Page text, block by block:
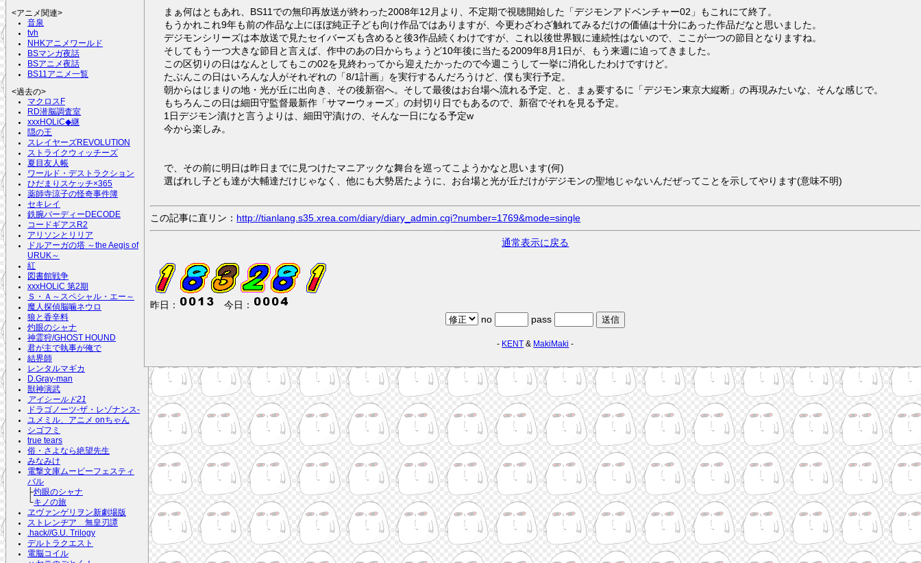
<アニメ関連>
音泉
tvh
NHKアニメワールド
BSマンガ夜話
BSアニメ夜話
BS11アニメ一覧
<過去の>
マクロスF
RD潜脳調査室
xxxHOLiC◆継
隠の王
スレイヤーズREVOLUTION
ストライクウィッチーズ
夏目友人帳
ワールド・デストラクション
ひだまりスケッチ×365
薬師寺涼子の怪奇事件簿
セキレイ
鉄腕バーディーDECODE
コードギアスR2
アリソンとリリア
ドルアーガの塔 ～the Aegis of
URUK～
紅
図書館戦争
xxxHOLiC 第2期
Ｓ・Ａ～スペシャル・エー～
魔人探偵脳噛ネウロ
狼と香辛料
灼眼のシャナ
神霊狩/GHOST HOUND
君が主で執事が俺で
結界師
レンタルマギカ
D.Gray-man
獣神演武
アイシールド21
ドラゴノーツ-ザ・レゾナンス-
ユメミル、アニメ onちゃん
シゴフミ
true tears
俗・さよなら絶望先生
みなみけ
電撃文庫ムービーフェスティ
バル
├灼眼のシャナ
└キノの旅
ヱヴァンゲリヲン新劇場版
ストレンヂア 無皇刃譚
.hack//G.U. Trilogy
デルトラクエスト
電脳コイル
まぁ何はともあれ、BS11での無印再放送が終わった2008年12月より、不定期で視聴開始した「デジモンアドベンチャー02」もこれにて終了。
もうかれこれ9年も前の作品な上にほぼ純正子ども向け作品ではありますが、今更わざわざ触れてみるだけの価値は十分にあった作品だなと思いました。
デジモンシリーズは本放送で見たセイバーズも含めると後3作品続くわけですが、これ以後世界観に連続性はないので、ここが一つの節目となりますね。
そしてもう一つ大きな節目と言えば、作中のあの日からちょうど10年後に当たる2009年8月1日が、もう来週に迫ってきました。
この区切りの日はなんとしてもこの02を見終わってから迎えたかったので今週こうして一挙に消化したわけですけど。
たぶんこの日はいろんな人がそれぞれの「8/1計画」を実行するんだろうけど、僕も実行予定。
朝からはじまりの地・光が丘に出向き、その後新宿へ。そして最後はお台場へ流れる予定、と、まぁ要するに「デジモン東京大縦断」の再現みたいな、そんな感じで。
もちろんこの日は細田守監督最新作「サマーウォーズ」の封切り日でもあるので、新宿でそれを見る予定。
1日デジモン漬けと言うよりは、細田守漬けの、そんな一日になる予定w
今から楽しみ。
で、その前に明日は昨日までに見つけたマニアックな舞台を巡ってこようかなと思います(何)
選ばれし子ども達が大輔達だけじゃなく、他にも大勢居たように、お台場と光が丘だけがデジモンの聖地じゃないんだぜってことを示してやります(意味不明)
この記事に直リン： http://tianlang.s35.xrea.com/diary/diary_admin.cgi?number=1769&mode=single
通常表示に戻る
昨日：
今日：
no
pass
- KENT & MakiMaki -